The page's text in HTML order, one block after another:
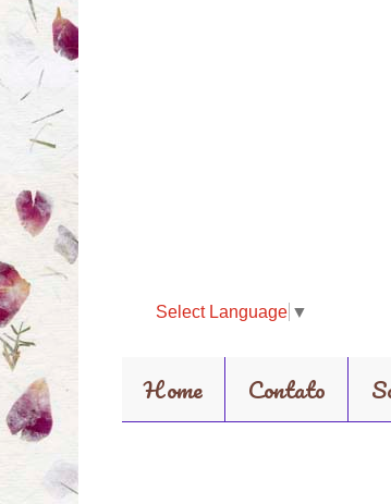
Select Language ▼
Home Contato